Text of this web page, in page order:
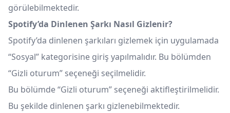
görülebilmektedir.
Spotify’da Dinlenen Şarkı Nasıl Gizlenir?
Spotify’da dinlenen şarkıları gizlemek için uygulamada
“Sosyal” kategorisine giriş yapılmalıdır. Bu bölümden
“Gizli oturum” seçeneği seçilmelidir.
Bu bölümde “Gizli oturum” seçeneği aktifleştirilmelidir.
Bu şekilde dinlenen şarkı gizlenebilmektedir.